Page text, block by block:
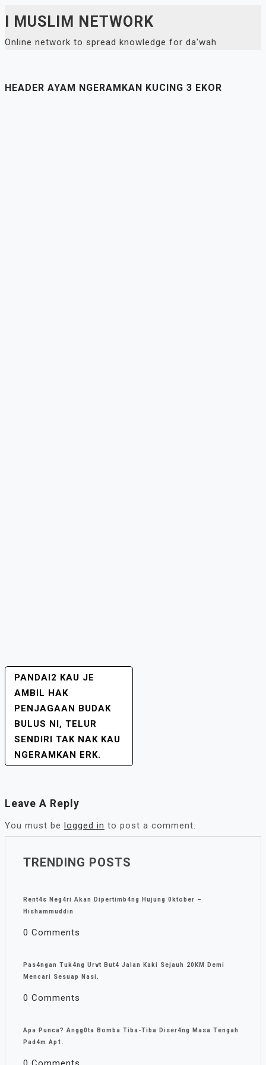
to
content
I MUSLIM NETWORK
Online network to spread knowledge for da'wah
HEADER AYAM NGERAMKAN KUCING 3 EKOR
POST
NAVIGATION
PANDAI2 KAU JE
AMBIL HAK
PENJAGAAN BUDAK
BULUS NI, TELUR
SENDIRI TAK NAK KAU
NGERAMKAN ERK.
Leave A Reply
You must be logged in to post a comment.
TRENDING POSTS
Rent4s Neg4ri Akan Dipertimb4ng Hujung 0ktober –
Hishammuddin
0 Comments
Pas4ngan Tuk4ng Urvt But4 JaIan Kaki Sejauh 20KM Demi
Mencari Sesuap Nasi.
0 Comments
Apa Punca? Angg0ta Bomba Tiba-Tiba Diser4ng Masa Tengah
Pad4m Ap1.